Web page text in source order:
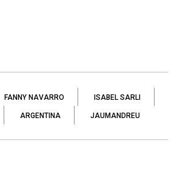
FANNY NAVARRO ISABEL SARLI
ARGENTINA JAUMANDREU